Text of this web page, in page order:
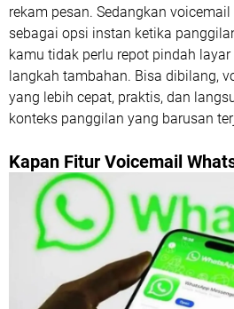
rekam pesan. Sedangkan
sebagai opsi instan ketika
kamu tidak perlu repot pindah
langkah tambahan. Bisa dibilang,
yang lebih cepat, praktis, dan
konteks panggilan yang barusan
Kapan Fitur Voicemail